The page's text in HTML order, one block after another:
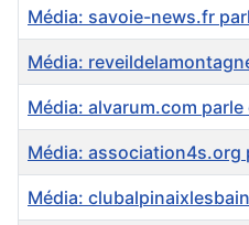
Média: savoie-news.fr
Média:
Média: alvarum.com
Média: association4s.org
Média: